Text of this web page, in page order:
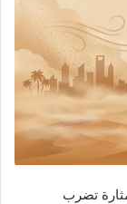
تضرب